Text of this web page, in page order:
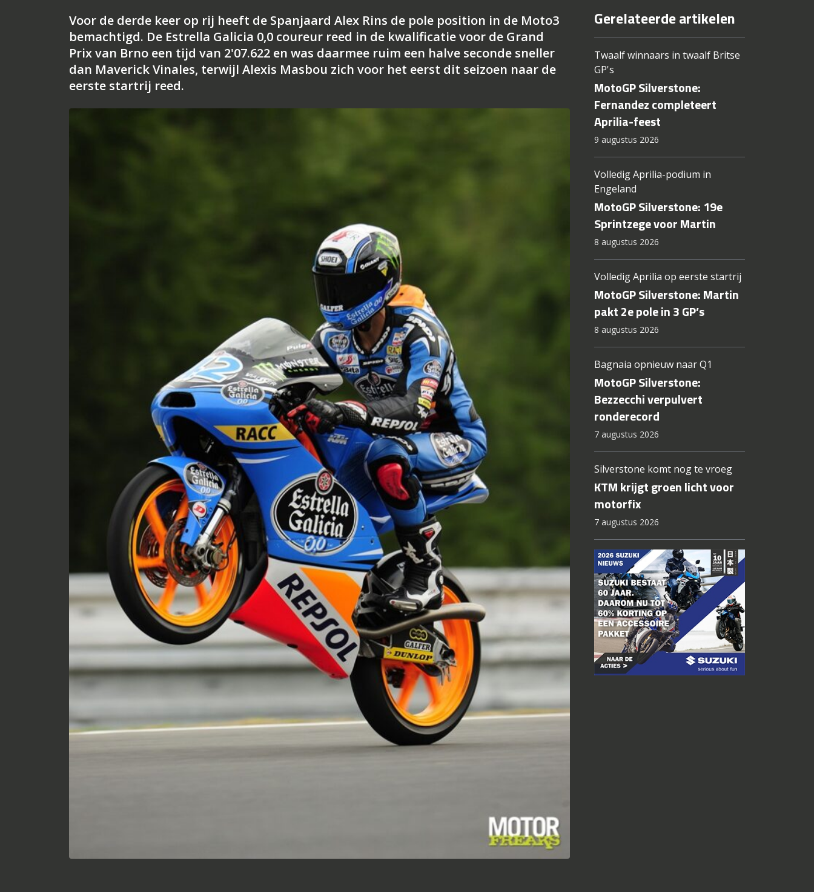
Voor de derde keer op rij heeft de Spanjaard Alex Rins de pole position in de Moto3
bemachtigd. De Estrella Galicia 0,0 coureur reed in de kwalificatie voor de Grand
Prix van Brno een tijd van 2'07.622 en was daarmee ruim een halve seconde sneller
dan Maverick Vinales, terwijl Alexis Masbou zich voor het eerst dit seizoen naar de
eerste startrij reed.
Gerelateerde artikelen
Twaalf winnaars in twaalf Britse
GP's
MotoGP Silverstone:
Fernandez completeert
Aprilia-feest
9 augustus 2026
Volledig Aprilia-podium in
Engeland
MotoGP Silverstone: 19e
Sprintzege voor Martin
8 augustus 2026
Volledig Aprilia op eerste startrij
MotoGP Silverstone: Martin
pakt 2e pole in 3 GP’s
8 augustus 2026
Bagnaia opnieuw naar Q1
MotoGP Silverstone:
Bezzecchi verpulvert
ronderecord
7 augustus 2026
Silverstone komt nog te vroeg
KTM krijgt groen licht voor
motorfix
7 augustus 2026